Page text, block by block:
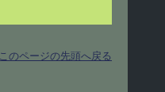
このページの先頭へ戻る